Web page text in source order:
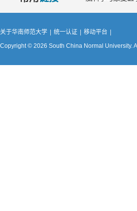
关于华南师范大学 统一认证 移动平台
Copyright © 2026 South China Normal University.